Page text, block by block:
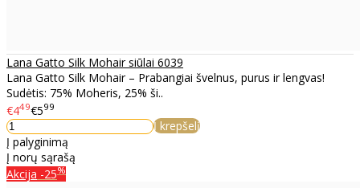
Lana Gatto Silk Mohair siūlai 6039
Lana Gatto Silk Mohair – Prabangiai švelnus, purus ir lengvas!
Sudėtis: 75% Moheris, 25% ši..
€449€599
Į krepšelį
Į palyginimą
Į norų sąrašą
Akcija -25%